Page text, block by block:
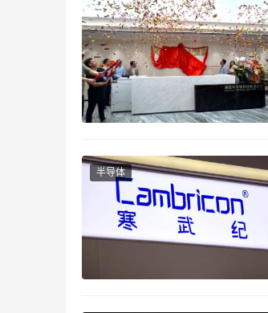
在企业使用量最大的0-32K输入
有豆包1.5深度思考模型或
的1080P视频只需3.67元，为行
为了更好地支持Agent开发与应
提示工具、AI知识管理系统、
半导体